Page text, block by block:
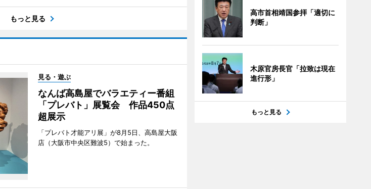
もっと見る
見る・遊ぶ
なんば高島屋でバラエティー番組
「プレバト」展覧会 作品450点
超展示
「プレバト才能アリ展」が8月5日、高島屋大阪
店（大阪市中央区難波5）で始まった。
高市首相靖国参拝「適切に
判断」
木原官房長官「拉致は現在
進行形」
もっと見る